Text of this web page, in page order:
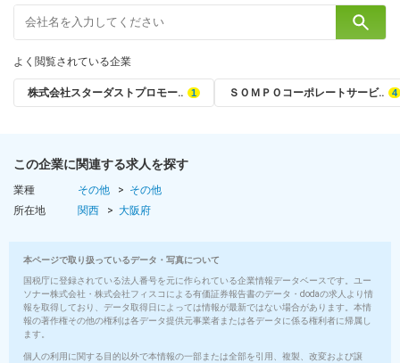
よく閲覧されている企業
株式会社スターダストプロモー‥ ＳＯＭＰＯコーポレートサービ‥
この企業に関連する求人を探す
業種 その他
その他
所在地
関西 大阪府
本ページで取り扱っているデータ・写真について
国税庁に登録されている法人番号を元に作られている企業情報データベースです。ユー
ソナー株式会社・株式会社フィスコによる有価証券報告書のデータ・dodaの求人より情
報を取得しており、データ取得日によっては情報が最新ではない場合があります。本情
報の著作権その他の権利は各データ提供元事業者または各データに係る権利者に帰属し
ます。
個人の利用に関する目的以外で本情報の一部または全部を引用、複製、改変および譲